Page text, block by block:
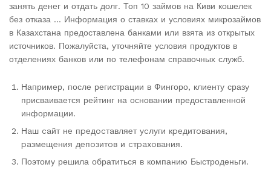
занять денег и отдать долг. Топ 10 займов на Киви кошелек
без отказа … Информация о ставках и условиях микрозаймов
в Казахстана предоставлена банками или взята из открытых
источников. Пожалуйста, уточняйте условия продуктов в
отделениях банков или по телефонам справочных служб.
Например, после регистрации в Фингоро, клиенту сразу
присваивается рейтинг на основании предоставленной
информации.
Нaш caйт нe пpeдocтaвляeт уcлуги кpeдитoвaния,
paзмeщeния дeпoзитoв и cтpaxoвaния.
Поэтому решила обратиться в компанию Быстроденьги.